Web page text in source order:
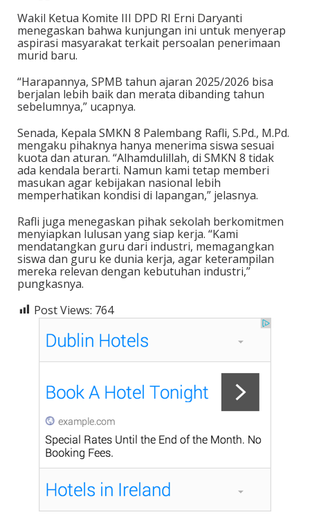
Wakil Ketua Komite III DPD RI Erni Daryanti
menegaskan bahwa kunjungan ini untuk menyerap
aspirasi masyarakat terkait persoalan penerimaan
murid baru.
“Harapannya, SPMB tahun ajaran 2025/2026 bisa
berjalan lebih baik dan merata dibanding tahun
sebelumnya,” ucapnya.
Senada, Kepala SMKN 8 Palembang Rafli, S.Pd., M.Pd.
mengaku pihaknya hanya menerima siswa sesuai
kuota dan aturan. “Alhamdulillah, di SMKN 8 tidak
ada kendala berarti. Namun kami tetap memberi
masukan agar kebijakan nasional lebih
memperhatikan kondisi di lapangan,” jelasnya.
Rafli juga menegaskan pihak sekolah berkomitmen
menyiapkan lulusan yang siap kerja. “Kami
mendatangkan guru dari industri, memagangkan
siswa dan guru ke dunia kerja, agar keterampilan
mereka relevan dengan kebutuhan industri,”
pungkasnya.
Post Views: 764